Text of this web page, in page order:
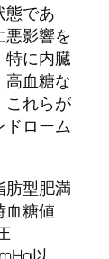
態であ
悪影響を
特に内臓
高血糖な
これらが
ドローム
肪型肥満
血糖値